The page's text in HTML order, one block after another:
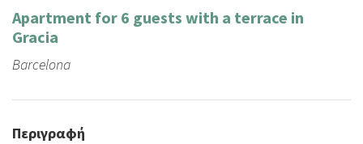
Apartment for 6 guests with a terrace in
Gracia
Barcelona
Περιγραφή